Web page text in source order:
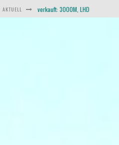
AKTUELL verkauft: 3000M, LHD